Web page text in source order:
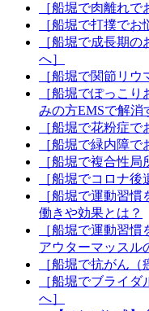
［船堀で肉離れで
［船堀で打撲でお
［船堀で成長期
へ］
［船堀で関節リウ
［船堀でぽっこ
みの方EMSで解消
［船堀で花粉症で
［船堀で緑内障で
［船堀で複合性局
［船堀でコロナ後
［船堀で運動習
働きや効果とは？
［船堀で運動習
アウターマッスル
［船堀で抗がん
［船堀でブライ
へ］